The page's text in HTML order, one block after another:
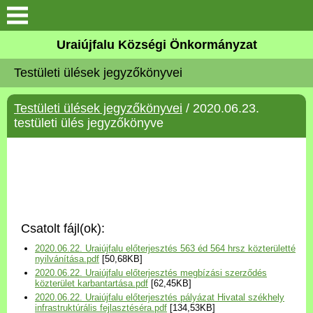
Köszöntő
Elérhetőségek
Uraiújfalu
Választási információk
Versenyképes Járások
Program
Uraiújfalu Községi Önkormányzat
Testületi ülések jegyzőkönyvei
Testületi ülések jegyzőkönyvei / 2020.06.23.
testületi ülés jegyzőkönyve
Csatolt fájl(ok):
2020.06.22. Uraiújfalu előterjesztés 563 éd 564 hrsz közterületté
nyilvánítása.pdf [50,68KB]
2020.06.22. Uraiújfalu előterjesztés megbízási szerződés
közterület karbantartása.pdf [62,45KB]
2020.06.22. Uraiújfalu előterjesztés pályázat Hivatal székhely
infrastruktúrális fejlasztéséra.pdf [134,53KB]